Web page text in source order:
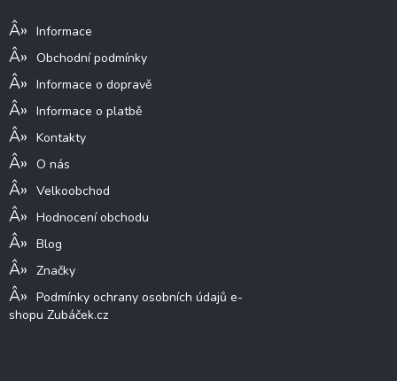
Informace
Obchodní podmínky
Informace o dopravě
Informace o platbě
Kontakty
O nás
Velkoobchod
Hodnocení obchodu
Blog
Značky
Podmínky ochrany osobních údajů e-
shopu Zubáček.cz